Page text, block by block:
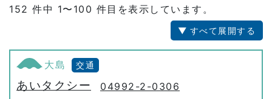
152 件中 1〜100 件目を表示しています。
すべて展開する
大島 交通
あいタクシー 04992-2-0306